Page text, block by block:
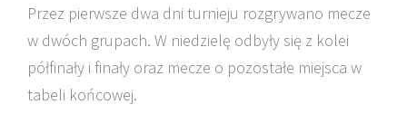
Przez pierwsze dwa dni turnieju rozgrywano mecze
w dwóch grupach. W niedzielę odbyły się z kolei
półfinały i finały oraz mecze o pozostałe miejsca w
tabeli końcowej.